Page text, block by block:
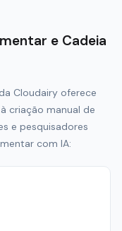
e Cadeia
Cloudairy oferece
criação manual de
e pesquisadores
com IA: